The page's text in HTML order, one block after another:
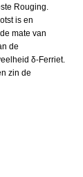
Rouging.
is en
mate van
de
δ-Ferriet.
zin de